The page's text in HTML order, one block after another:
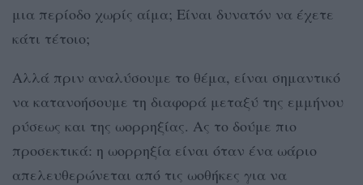
μια περίοδο χωρίς αίμα; Είναι δυνατόν να έχετε
κάτι τέτοιο;
Αλλά πριν αναλύσουμε το θέμα, είναι σημαντικό
να κατανοήσουμε τη διαφορά μεταξύ της εμμήνου
ρύσεως και της ωορρηξίας. Ας το δούμε πιο
προσεκτικά: η ωορρηξία είναι όταν ένα ωάριο
απελευθερώνεται από τις ωοθήκες για να